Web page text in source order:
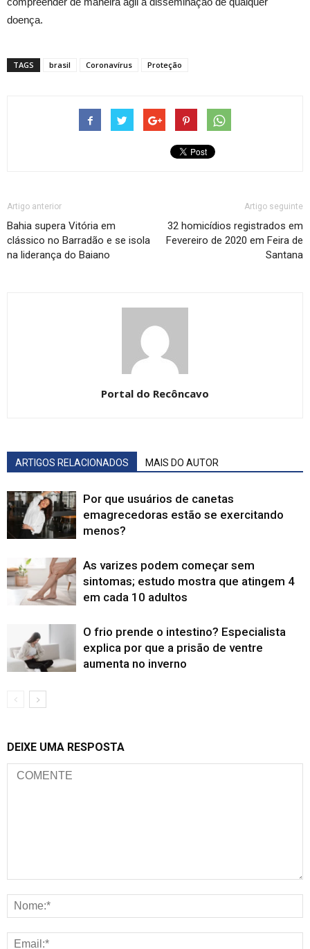
doença.
TAGS brasil Coronavírus Proteção
Artigo anterior
Bahia supera Vitória em
clássico no Barradão e se isola
na liderança do Baiano
Artigo seguinte
32 homicídios registrados em
Fevereiro de 2020 em Feira de
Santana
Portal do Recôncavo
ARTIGOS RELACIONADOS MAIS DO AUTOR
Por que usuários de canetas
emagrecedoras estão se exercitando
menos?
As varizes podem começar sem
sintomas; estudo mostra que atingem 4
em cada 10 adultos
O frio prende o intestino? Especialista
explica por que a prisão de ventre
aumenta no inverno
DEIXE UMA RESPOSTA